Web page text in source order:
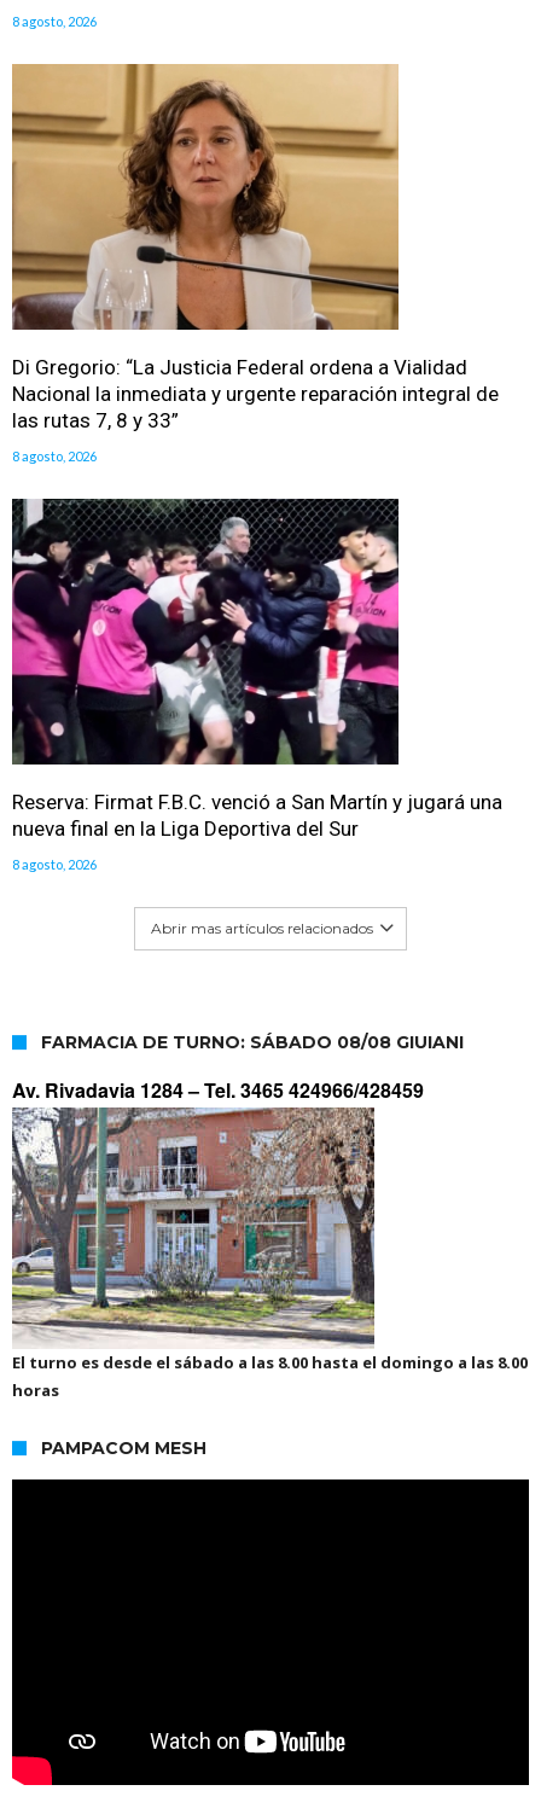
8 agosto, 2026
Di Gregorio: “La Justicia Federal ordena a Vialidad
Nacional la inmediata y urgente reparación integral de
las rutas 7, 8 y 33”
8 agosto, 2026
Reserva: Firmat F.B.C. venció a San Martín y jugará una
nueva final en la Liga Deportiva del Sur
8 agosto, 2026
Abrir mas artículos relacionados
FARMACIA DE TURNO: SÁBADO 08/08 GIUIANI
Av. Rivadavia 1284 –Tel. 3465 424966/428459
El turno es desde el sábado a las 8.00 hasta el domingo a las 8.00
horas
PAMPACOM MESH